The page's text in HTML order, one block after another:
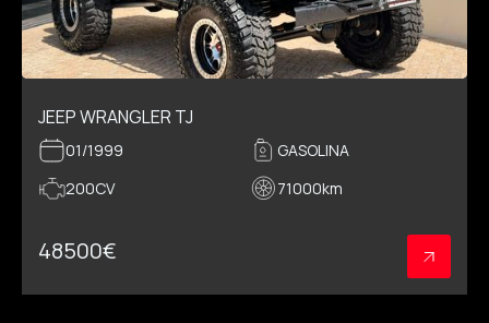
JEEP WRANGLER TJ
01/1999
GASOLINA
200CV
71000km
48500€